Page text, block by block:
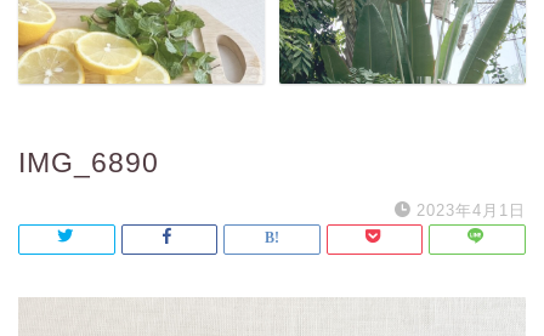
IMG_6890
2023年4月1日